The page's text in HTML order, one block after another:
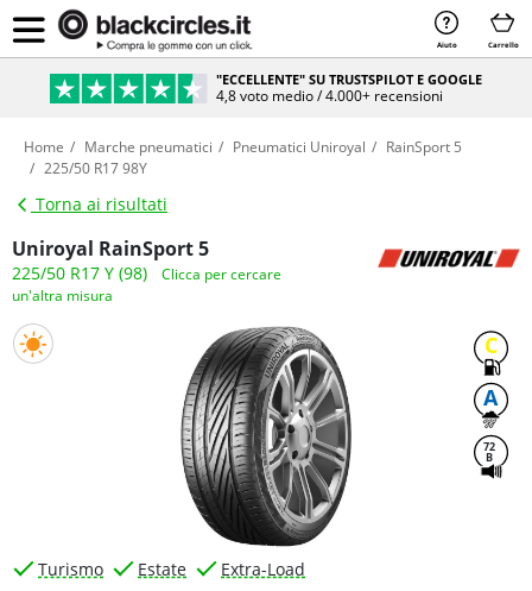
Aiuto Carrello
"ECCELLENTE" SU TRUSTSPILOT E GOOGLE
4,8 voto medio / 4.000+ recensioni
Home Marche pneumatici Pneumatici Uniroyal
RainSport 5
225/50 R17 98Y
Torna ai risultati
Uniroyal RainSport 5
225/50 R17 Y (98)
Clicca per cercare
un'altra misura
C
A
72
B
Turismo Estate Extra-Load